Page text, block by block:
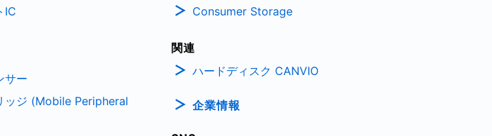
IC
サー
ッジ (Mobile Peripheral
Consumer Storage
関連
ハードディスク CANVIO
企業情報